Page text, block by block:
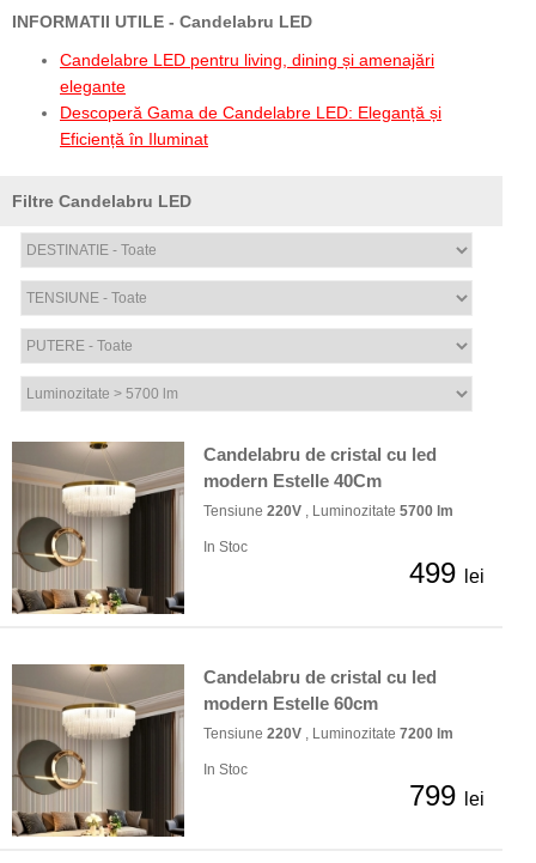
INFORMATII UTILE - Candelabru LED
Candelabre LED pentru living, dining și amenajări
elegante
Descoperă Gama de Candelabre LED: Eleganță și
Eficiență în Iluminat
Filtre Candelabru LED
Candelabru de cristal cu led
modern Estelle 40Cm
Tensiune 220V , Luminozitate 5700 lm
In Stoc
499 lei
Candelabru de cristal cu led
modern Estelle 60cm
Tensiune 220V , Luminozitate 7200 lm
In Stoc
799 lei